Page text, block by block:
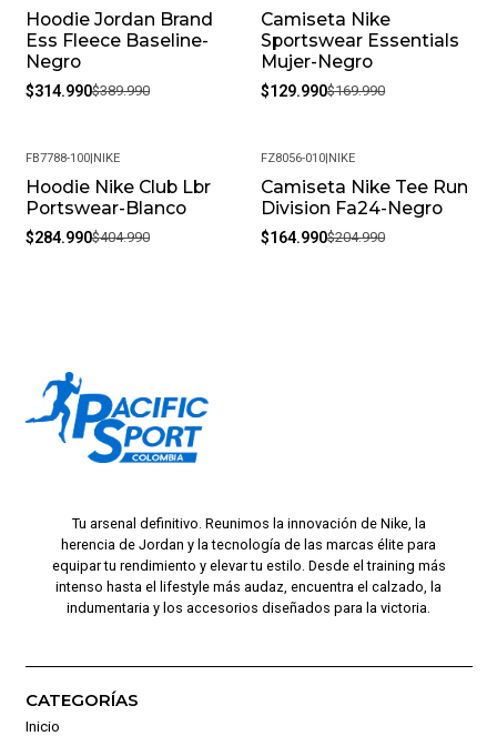
-19%
Hoodie Jordan Brand
Ess Fleece Baseline-
Negro
$314.990$389.990
-24%
Camiseta Nike
Sportswear Essentials
Mujer-Negro
$129.990$169.990
-30%
FB7788-100| NIKE
Hoodie Nike Club Lbr
Portswear-Blanco
$284.990$404.990
-20%
FZ8056-010 NIKE
Camiseta Nike Tee Run
Division Fa24-Negro
$164.990$204.990
Tu arsenal definitivo. Reunimos la innovación de Nike, la
herencia de Jordan y la tecnología de las marcas élite para
equipar tu rendimiento y elevar tu estilo. Desde el training más
intenso hasta el lifestyle más audaz, encuentra el calzado, la
indumentaria y los accesorios diseñados para la victoria.
CATEGORÍAS
Inicio